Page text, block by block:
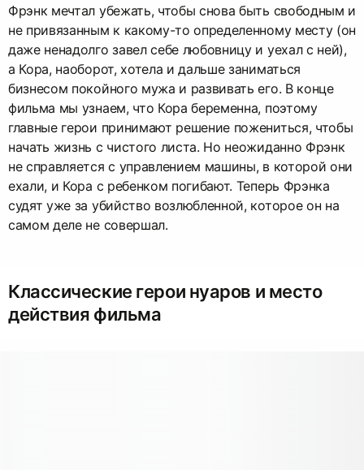
Фрэнк мечтал убежать, чтобы снова быть свободным и
не привязанным к какому-то определенному месту (он
даже ненадолго завел себе любовницу и уехал с ней),
а Кора, наоборот, хотела и дальше заниматься
бизнесом покойного мужа и развивать его. В конце
фильма мы узнаем, что Кора беременна, поэтому
главные герои принимают решение пожениться, чтобы
начать жизнь с чистого листа. Но неожиданно Фрэнк
не справляется с управлением машины, в которой они
ехали, и Кора с ребенком погибают. Теперь Фрэнка
судят уже за убийство возлюбленной, которое он на
самом деле не совершал.
Классические герои нуаров и место
действия фильма